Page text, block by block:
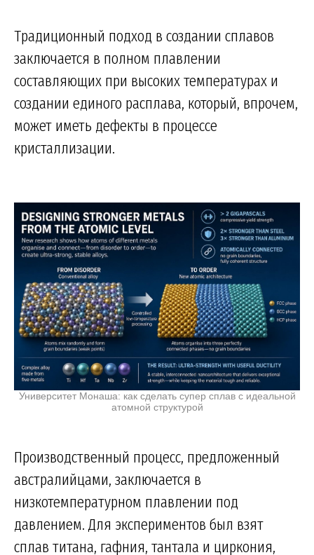
Традиционный подход в создании сплавов
заключается в полном плавлении
составляющих при высоких температурах и
создании единого расплава, который, впрочем,
может иметь дефекты в процессе
кристаллизации.
Университет Монаша: как сделать супер сплав с идеальной
атомной структурой
Производственный процесс, предложенный
австралийцами, заключается в
низкотемпературном плавлении под
давлением. Для экспериментов был взят
сплав титана, гафния, тантала и циркония,